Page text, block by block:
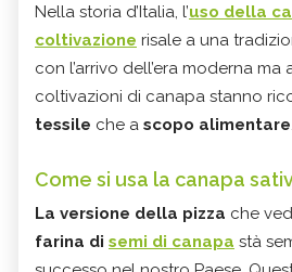
Nella storia d’Italia, l’uso della
coltivazione risale a una
con l’arrivo dell’era moderna
coltivazioni di canapa stanno
tessile che a scopo alimentare
Come si usa la canapa
La versione della pizza che
farina di semi di canapa stà